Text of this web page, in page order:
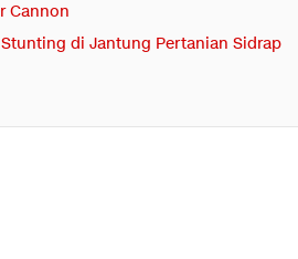
Cannon
di Jantung Pertanian Sidrap